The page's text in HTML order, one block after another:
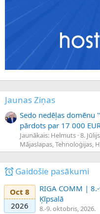
Jaunas Ziņas
Sedo nedēļas domēnu
pārdots par 17 000
Jaunākais: Helmuts 8.
Mājaslapas, Tehnoloģijas,
Gaidošie pasākumi
Oct 8
2026
RIGA COMM |
Ķīpsalā
8.-9. oktobris, 2026.